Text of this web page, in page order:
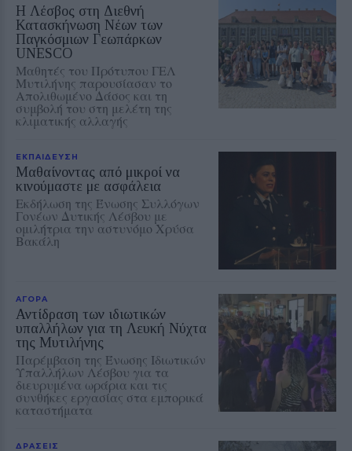
Η Λέσβος στη Διεθνή
Κατασκήνωση Νέων των
Παγκόσμιων Γεωπάρκων
UNESCO
Μαθητές του Πρότυπου ΓΕΛ
Μυτιλήνης παρουσίασαν το
Απολιθωμένο Δάσος και τη
συμβολή του στη μελέτη της
κλιματικής αλλαγής
ΕΚΠΑΙΔΕΥΣΗ
Μαθαίνοντας από μικροί να
κινούμαστε με ασφάλεια
Εκδήλωση της Ένωσης Συλλόγων
Γονέων Δυτικής Λέσβου με
ομιλήτρια την αστυνόμο Χρύσα
Βακάλη
ΑΓΟΡΑ
Αντίδραση των ιδιωτικών
υπαλλήλων για τη Λευκή Νύχτα
της Μυτιλήνης
Παρέμβαση της Ένωσης Ιδιωτικών
Υπαλλήλων Λέσβου για τα
διευρυμένα ωράρια και τις
συνθήκες εργασίας στα εμπορικά
καταστήματα
ΔΡΑΣΕΙΣ